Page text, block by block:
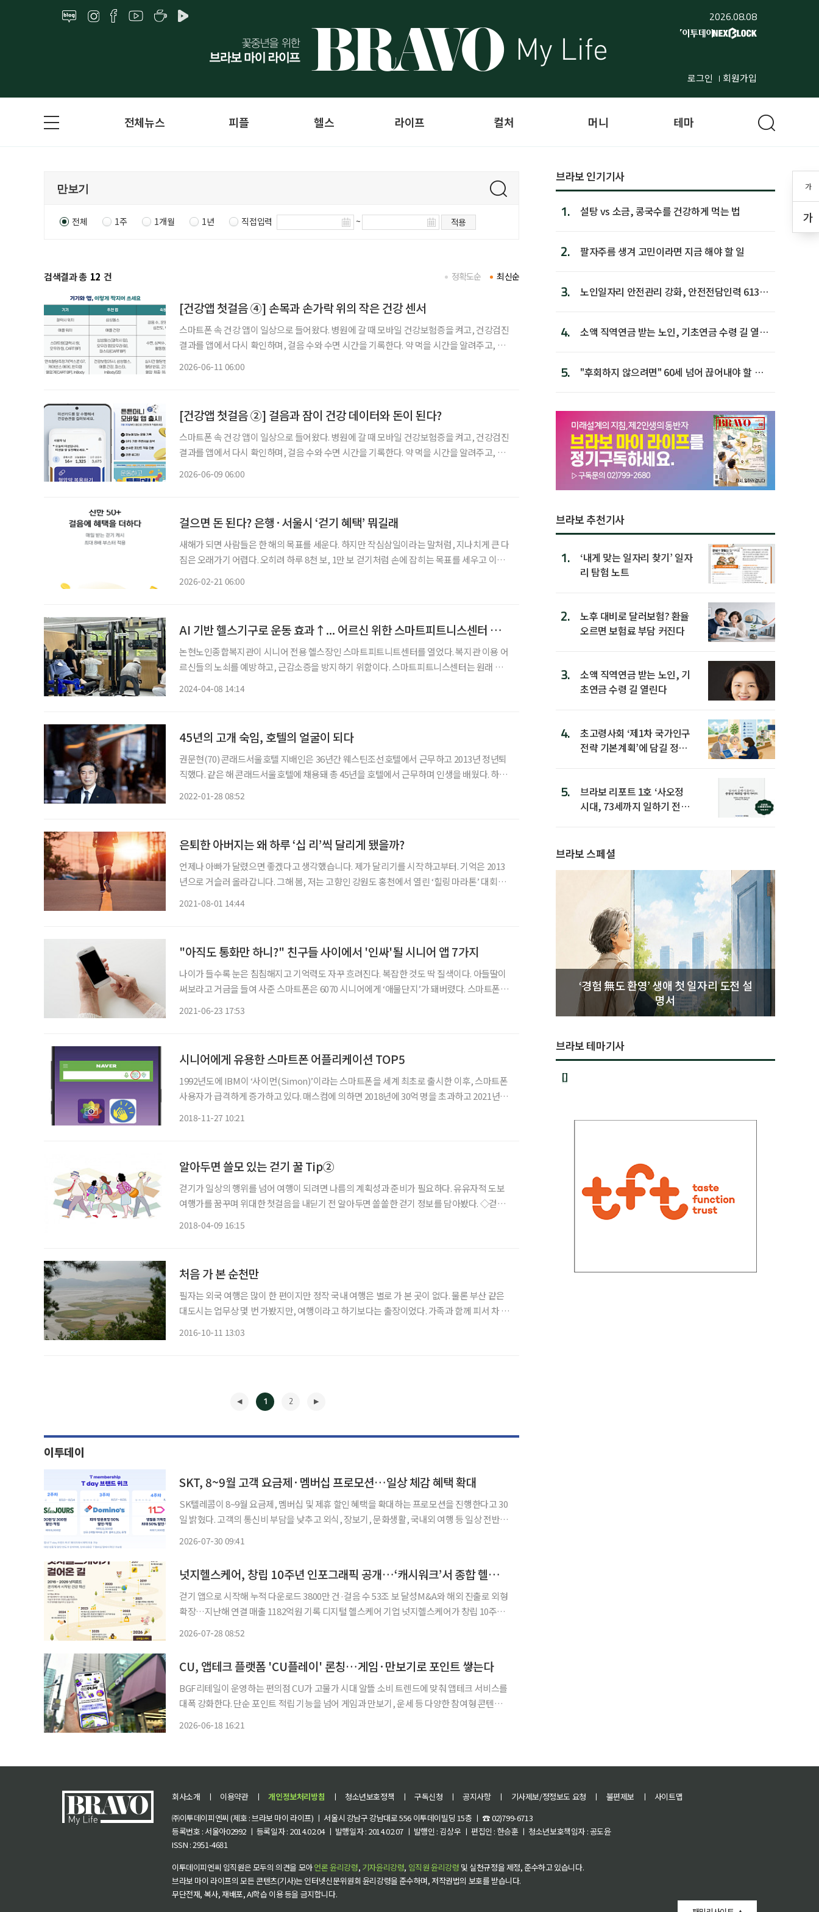
2026.08.08
로그인 회원가입
가
가
전체뉴스 피플 헬스 라이프 컬처 머니 테마
전체 1주 1개월 1년 직접입력 ~ 적용
검색결과 총 12 건 최신순
정확도순
[건강앱 첫걸음 ④] 손목과 손가락 위의 작은 건강 센서
스마트폰 속 건강 앱이 일상으로 들어왔다. 병원에 갈 때 모바일 건강보험증을 켜고, 건강검진
결과를 앱에서 다시 확인하며, 걸음 수와 수면 시간을 기록한다. 약 먹을 시간을 알려주고, 혈
2026-06-11 06:00
[건강앱 첫걸음 ②] 걸음과 잠이 건강 데이터와 돈이 된다?
스마트폰 속 건강 앱이 일상으로 들어왔다. 병원에 갈 때 모바일 건강보험증을 켜고, 건강검진
결과를 앱에서 다시 확인하며, 걸음 수와 수면 시간을 기록한다. 약 먹을 시간을 알려주고, 혈
2026-06-09 06:00
걸으면 돈 된다? 은행·서울시 ‘걷기 혜택’ 뭐길래
새해가 되면 사람들은 한 해의 목표를 세운다. 하지만 작심삼일이라는 말처럼, 지나치게 큰 다
짐은 오래가기 어렵다. 오히려 하루 8천 보, 1만 보 걷기처럼 손에 잡히는 목표를 세우고 이를
2026-02-21 06:00
AI 기반 헬스기구로 운동 효과↑... 어르신 위한 스마트피트니스센터 개소
논현노인종합복지관이 시니어 전용 헬스장인 스마트피트니트센터를 열었다. 복지관 이용 어
르신들의 노쇠를 예방하고, 근감소증을 방지하기 위함이다. 스마트피트니스센터는 원래 건
2024-04-08 14:14
45년의 고개 숙임, 호텔의 얼굴이 되다
권문현(70) 콘래드서울호텔 지배인은 36년간 웨스틴조선호텔에서 근무하고 2013년 정년퇴
직했다. 같은 해 콘래드서울호텔에 채용돼 총 45년을 호텔에서 근무하며 인생을 배웠다. 하루
2022-01-28 08:52
은퇴한 아버지는 왜 하루 ‘십 리’씩 달리게 됐을까?
언제나 아빠가 달렸으면 좋겠다고 생각했습니다. 제가 달리기를 시작하고부터. 기억은 2013
년으로 거슬러 올라갑니다. 그해 봄, 저는 고향인 강원도 홍천에서 열린 ‘힐링 마라톤’ 대회에
2021-08-01 14:44
"아직도 통화만 하니?" 친구들 사이에서 '인싸'될 시니어 앱 7가지
나이가 들수록 눈은 침침해지고 기억력도 자꾸 흐려진다. 복잡한 것도 딱 질색이다. 아들딸이
써보라고 거금을 들여 사준 스마트폰은 6070 시니어에게 ‘애물단지’가 돼버렸다. 스마트폰의
2021-06-23 17:53
시니어에게 유용한 스마트폰 어플리케이션 TOP5
1992년도에 IBM이 ‘사이먼(Simon)’이라는 스마트폰을 세계 최초로 출시한 이후, 스마트폰
사용자가 급격하게 증가하고 있다. 매스컴에 의하면 2018년에 30억 명을 초과하고 2021년에
2018-11-27 10:21
알아두면 쓸모 있는 걷기 꿀 Tip②
걷기가 일상의 행위를 넘어 여행이 되려면 나름의 계획성과 준비가 필요하다. 유유자적 도보
여행가를 꿈꾸며 위대한 첫걸음을 내딛기 전 알아두면 쏠쏠한 걷기 정보를 담아봤다. ◇걷기
2018-04-09 16:15
처음 가 본 순천만
필자는 외국 여행은 많이 한 편이지만 정작 국내 여행은 별로 가 본 곳이 없다. 물론 부산 같은
대도시는 업무상 몇 번 가봤지만, 여행이라고 하기보다는 출장이었다. 가족과 함께 피서 차 동
2016-10-11 13:03
1 2
이투데이
SKT, 8~9월 고객 요금제·멤버십 프로모션…일상 체감 혜택 확대
SK텔레콤이 8~9월 요금제, 멤버십 및 제휴 할인 혜택을 확대하는 프로모션을 진행한다고 30
일 밝혔다. 고객의 통신비 부담을 낮추고 외식, 장보기, 문화생활, 국내외 여행 등 일상 전반에
2026-07-30 09:41
넛지헬스케어, 창립 10주년 인포그래픽 공개…‘캐시워크’서 종합 헬스케어로
걷기 앱으로 시작해 누적 다운로드 3800만 건·걸음 수 53조 보 달성M&A와 해외 진출로 외형
확장…지난해 연결 매출 1182억원 기록 디지털 헬스케어 기업 넛지헬스케어가 창립 10주년
2026-07-28 08:52
CU, 앱테크 플랫폼 'CU플레이' 론칭…게임·만보기로 포인트 쌓는다
BGF리테일이 운영하는 편의점 CU가 고물가 시대 알뜰 소비 트렌드에 맞춰 앱테크 서비스를
대폭 강화한다. 단순 포인트 적립 기능을 넘어 게임과 만보기, 운세 등 다양한 참여형 콘텐츠
2026-06-18 16:21
브라보 인기기사
1. 설탕 vs 소금, 콩국수를 건강하게 먹는 법
2. 팔자주름 생겨 고민이라면 지금 해야 할 일
3.
노인일자리 안전관리 강화, 안전전담인력 613명
4.
소액 직역연금 받는 노인, 기초연금 수령 길 열린
5.
"후회하지 않으려면" 60세 넘어 끊어내야 할 사
브라보 추천기사
1.
‘내게 맞는 일자리 찾기’ 일자
리 탐험 노트
2.
노후 대비로 달러보험? 환율
오르면 보험료 부담 커진다
3.
소액 직역연금 받는 노인, 기
초연금 수령 길 열린다
4.
초고령사회 ‘제1차 국가인구
전략 기본계획’에 담길 정책
5.
브라보 리포트 1호 ‘사오정
시대, 73세까지 일하기 전략’
브라보 스페셜
‘경험 無도 환영’ 생애 첫 일자리 도전 설
명서
브라보 테마기사
[]
회사소개 ㅣ 이용약관 ㅣ 개인정보처리방침 ㅣ 청소년보호정책 ㅣ 구독신청 ㅣ 공지사항 ㅣ 기사제보/정정보도 요청 ㅣ 불편제보 ㅣ
사이트맵
㈜이투데이피엔씨 (제호 : 브라보 마이 라이프) ㅣ 서울시 강남구 강남대로 556 이투데이빌딩 15층 ㅣ ☎ 02)799-6713
등록번호 : 서울아02992 ㅣ 등록일자 : 2014.02.04 ㅣ 발행일자 : 2014.02.07 ㅣ 발행인 : 김상우 ㅣ 편집인 : 한승훈 ㅣ 청소년보호책임자 : 공도윤
ISSN : 2951-4681
이투데이피엔씨 임직원은 모두의 의견을 모아언론 윤리강령, 기자윤리강령, 임직원 윤리강령 및 실천규정을 제정, 준수하고 있습니다.
브라보 마이 라이프의 모든 콘텐츠(기사)는 인터넷신문위원회 윤리강령을 준수하며, 저작권법의 보호를 받습니다.
무단전재, 복사, 재배포, AI학습 이용 등을 금지합니다.